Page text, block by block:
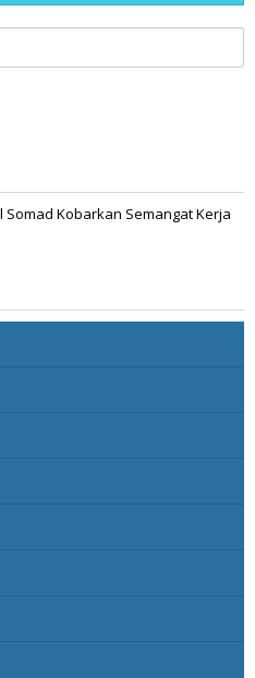
Somad Kobarkan Semangat Kerja